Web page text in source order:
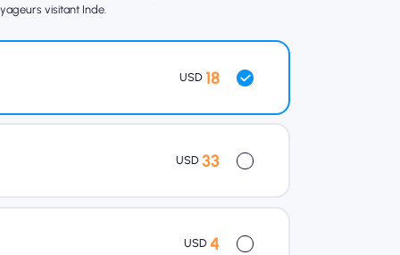
visitant Inde.
USD 18
USD 33
USD 4